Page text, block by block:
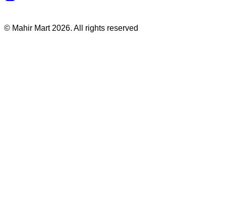
© Mahir Mart 2026. All rights reserved